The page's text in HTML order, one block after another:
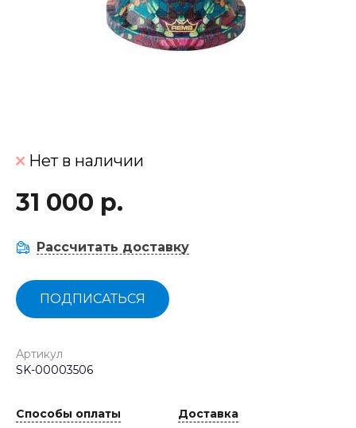
Нет в наличии
31 000 р.
Рассчитать доставку
ПОДПИСАТЬСЯ
Артикул
SK-00003506
Способы оплаты Доставка